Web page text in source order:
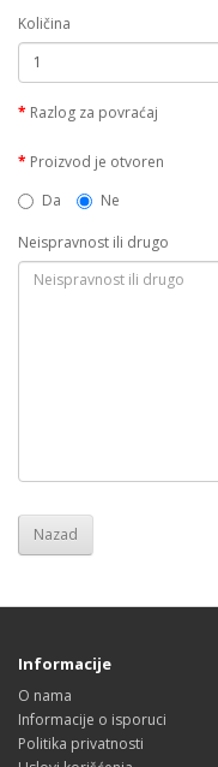
Količina
Razlog za povraćaj
Proizvod je otvoren
Da
Ne
Neispravnost ili drugo
Nazad
Informacije
O nama
Informacije o isporuci
Politika privatnosti